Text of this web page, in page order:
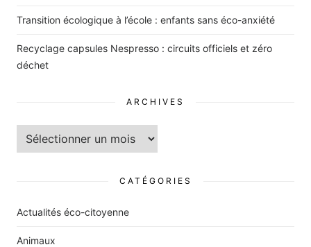
Transition écologique à l’école : enfants sans éco-anxiété
Recyclage capsules Nespresso : circuits officiels et zéro
déchet
ARCHIVES
Archives
CATÉGORIES
Actualités éco-citoyenne
Animaux